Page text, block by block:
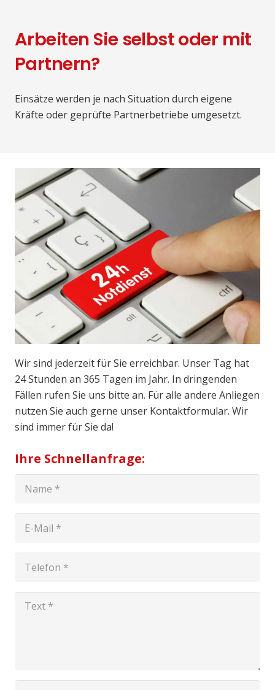
Arbeiten Sie selbst oder mit
Partnern?
Einsätze werden je nach Situation durch eigene
Kräfte oder geprüfte Partnerbetriebe umgesetzt.
Wir sind jederzeit für Sie erreichbar. Unser Tag hat
24 Stunden an 365 Tagen im Jahr. In dringenden
Fällen rufen Sie uns bitte an. Für alle andere Anliegen
nutzen Sie auch gerne unser Kontaktformular. Wir
sind immer für Sie da!
Ihre Schnellanfrage: